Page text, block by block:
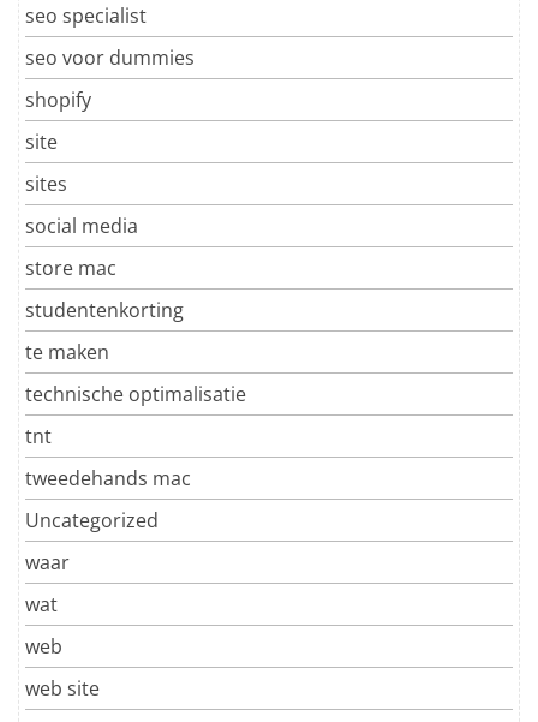
seo specialist
seo voor dummies
shopify
site
sites
social media
store mac
studentenkorting
te maken
technische optimalisatie
tnt
tweedehands mac
Uncategorized
waar
wat
web
web site